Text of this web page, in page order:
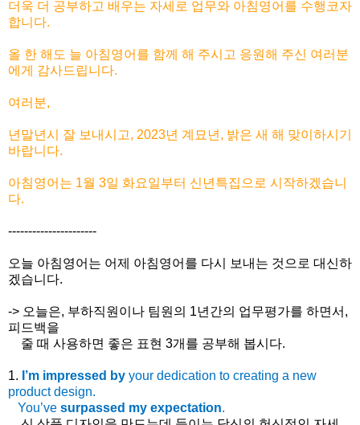
더욱 더 공부하고 배우는 자세로 업무와 아침영어를 수행코자
합니다.
올 한 해도 늘 아침영어를 함께 해 주시고 응원해 주신 여러분
에게 감사드립니다.
여러분,
년말년시 잘 보내시고, 2023년 계묘년, 밝은 새 해 맞이하시기
바랍니다.
아침영어는 1월 3일 화요일부터 신년특집으로 시작하겠습니
다.
----------------------
오늘 아침영어는 어제 아침영어를 다시 보내는 것으로 대신하
겠습니다.
-> 오늘은, 부하직원이나 팀원의 1년간의 업무평가를 하면서,
피드백을
줄 때 사용하면 좋은 표현 3개를 공부해 봅시다.
1. I’m impressed by your dedication to creating a new
product design.
You’ve surpassed my expectation.